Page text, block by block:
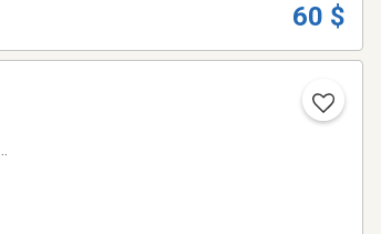
60 $